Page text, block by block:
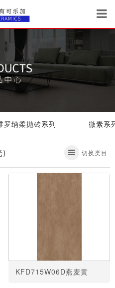
罗纳柔抛砖系列 微素系
) 切换类目
KFD715W06D燕麦黄